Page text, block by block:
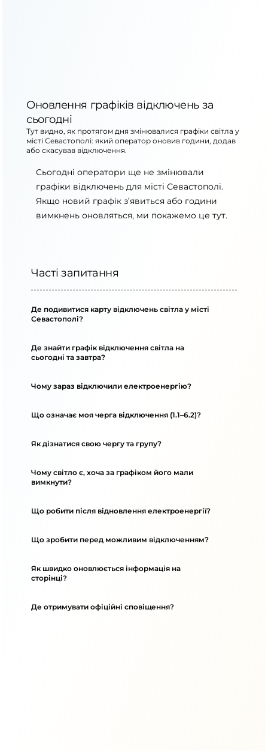
Оновлення графіків відключень за
сьогодні
Тут видно, як протягом дня змінювалися графіки світла у
місті Севастополі: який оператор оновив години, додав
або скасував відключення.
Сьогодні оператори ще не змінювали
графіки відключень для місті Севастополі.
Якщо новий графік з’явиться або години
вимкнень оновляться, ми покажемо це тут.
Часті запитання
Де подивитися карту відключень світла у місті
Севастополі?
Де знайти графік відключення світла на
сьогодні та завтра?
Чому зараз відключили електроенергію?
Що означає моя черга відключення (1.1–6.2)?
Як дізнатися свою чергу та групу?
Чому світло є, хоча за графіком його мали
вимкнути?
Що робити після відновлення електроенергії?
Що зробити перед можливим відключенням?
Як швидко оновлюється інформація на
сторінці?
Де отримувати офіційні сповіщення?